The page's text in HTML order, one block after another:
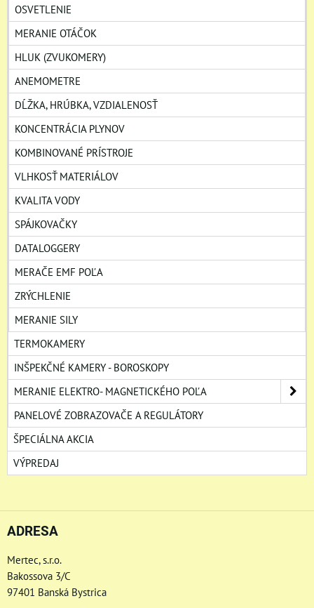
OSVETLENIE
MERANIE OTÁČOK
HLUK (ZVUKOMERY)
ANEMOMETRE
DĹŽKA, HRÚBKA, VZDIALENOSŤ
KONCENTRÁCIA PLYNOV
KOMBINOVANÉ PRÍSTROJE
VLHKOSŤ MATERIÁLOV
KVALITA VODY
SPÁJKOVAČKY
DATALOGGERY
MERAČE EMF POĽA
ZRÝCHLENIE
MERANIE SILY
TERMOKAMERY
INŠPEKČNÉ KAMERY - BOROSKOPY
MERANIE ELEKTRO- MAGNETICKÉHO POĽA
PANELOVÉ ZOBRAZOVAČE A REGULÁTORY
ŠPECIÁLNA AKCIA
VÝPREDAJ
ADRESA
Mertec, s.r.o.
Bakossova 3/C
97401 Banská Bystrica